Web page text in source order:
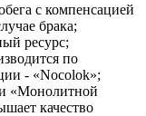
с компенсацией
брака;
ресурс;
по
- «Nocolok»;
«Монолитной
качество